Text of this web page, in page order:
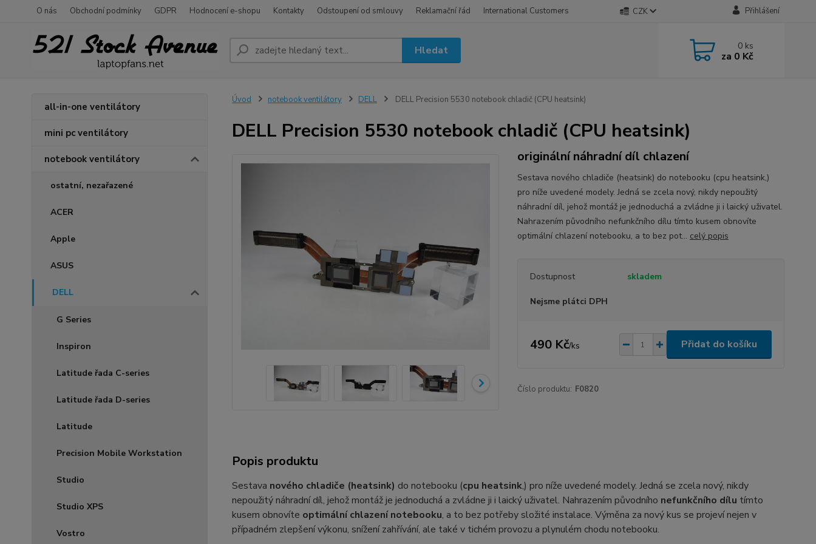
O nás Obchodní podmínky GDPR Hodnocení e-shopu Kontakty Odstoupení od smlouvy Reklamační řád International Customers CZK Přihlášení
Hledat 0 ks
za 0 Kč
all-in-one ventilátory
mini pc ventilátory
notebook ventilátory
ostatní, nezařazené
ACER
Apple
ASUS
DELL
G Series
Inspiron
Latitude řada C-series
Latitude řada D-series
Latitude
Precision Mobile Workstation
Studio
Studio XPS
Vostro
Úvod notebook ventilátory DELL DELL Precision 5530 notebook chladič (CPU heatsink)
DELL Precision 5530 notebook chladič (CPU heatsink)
originální náhradní díl chlazení
Sestava nového chladiče (heatsink) do notebooku (cpu heatsink,)
pro níže uvedené modely. Jedná se zcela nový, nikdy nepoužitý
náhradní díl, jehož montáž je jednoduchá a zvládne ji i laický uživatel.
Nahrazením původního nefunkčního dílu tímto kusem obnovíte
optimální chlazení notebooku, a to bez pot... celý popis
Dostupnost skladem
Nejsme plátci DPH
490 Kč/ks Přidat do košíku
Číslo produktu: F0820
Popis produktu
Sestava nového chladiče (heatsink) do notebooku (cpu heatsink,) pro níže uvedené modely. Jedná se zcela nový, nikdy
nepoužitý náhradní díl, jehož montáž je jednoduchá a zvládne ji i laický uživatel. Nahrazením původního nefunkčního dílu tímto
kusem obnovíte optimální chlazení notebooku, a to bez potřeby složité instalace. Výměna za nový kus se projeví nejen v
případném zlepšení výkonu, snížení zahřívání, ale také v tichém provozu a plynulém chodu notebooku.